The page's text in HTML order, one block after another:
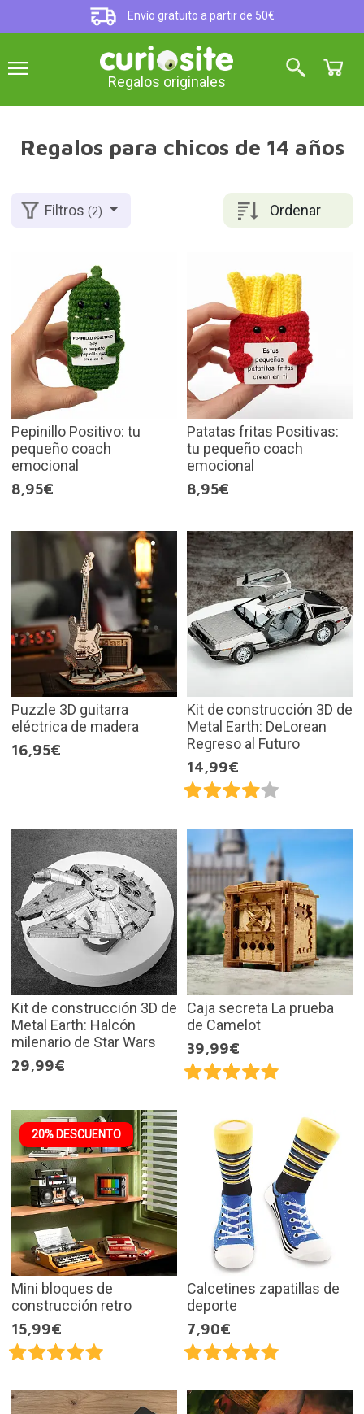
Envío gratuito a partir de 50€
Regalos originales
Regalos para chicos de 14 años
Ordenar
Filtros(2)
Pepinillo Positivo: tu
pequeño coach
emocional
8,95€
Patatas fritas Positivas:
tu pequeño coach
emocional
8,95€
Puzzle 3D guitarra
eléctrica de madera
16,95€
Kit de construcción 3D de
Metal Earth: DeLorean
Regreso al Futuro
14,99€
Kit de construcción 3D de
Metal Earth: Halcón
milenario de Star Wars
29,99€
Caja secreta La prueba
de Camelot
39,99€
20% DESCUENTO
Mini bloques de
construcción retro
15,99€
Calcetines zapatillas de
deporte
7,90€